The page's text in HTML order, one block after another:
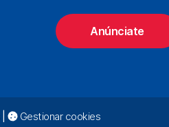
Anúnciate
Gestionar cookies